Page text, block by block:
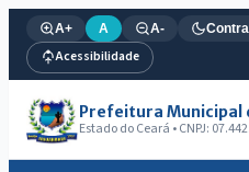
A+ A A-
Acessibilidade
Prefeitura Municipal
Estado do Ceará • CNPJ: